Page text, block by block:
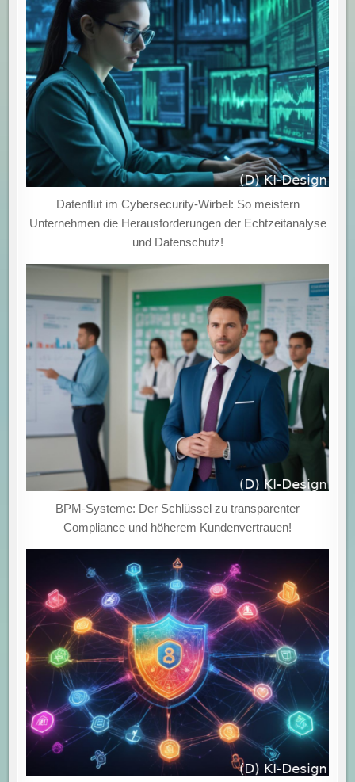
Datenflut im Cybersecurity-Wirbel: So meistern
Unternehmen die Herausforderungen der Echtzeitanalyse
und Datenschutz!
BPM-Systeme: Der Schlüssel zu transparenter
Compliance und höherem Kundenvertrauen!